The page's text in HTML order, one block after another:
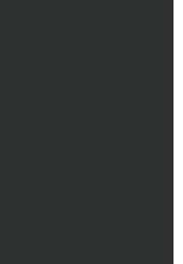
ключових –
завдання вашої